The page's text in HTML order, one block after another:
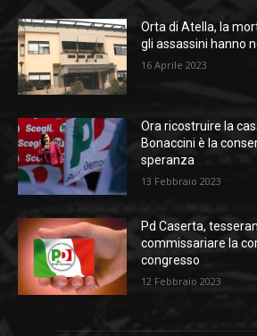
Orta di Atella, la
gli assassini hanno
16 Aprile 2023
Ora ricostruire la
Bonaccini è la
speranza
13 Febbraio 2023
Pd Caserta,
commissariare la
congresso
12 Febbraio 2023